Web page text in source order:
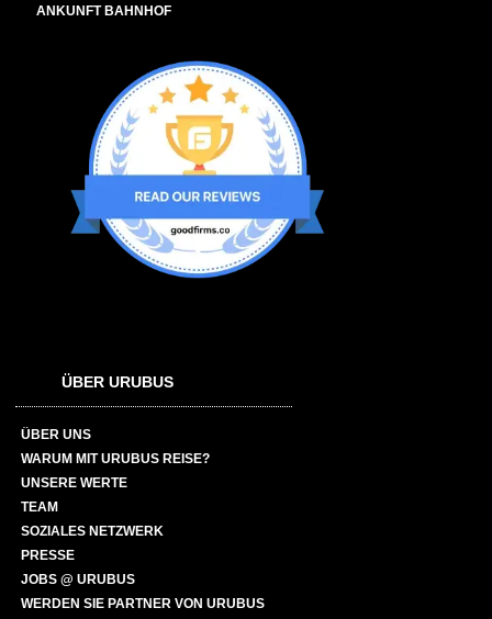
ANKUNFT BAHNHOF
ÜBER URUBUS
ÜBER UNS
WARUM MIT URUBUS REISE?
UNSERE WERTE
TEAM
SOZIALES NETZWERK
PRESSE
JOBS @ URUBUS
WERDEN SIE PARTNER VON URUBUS